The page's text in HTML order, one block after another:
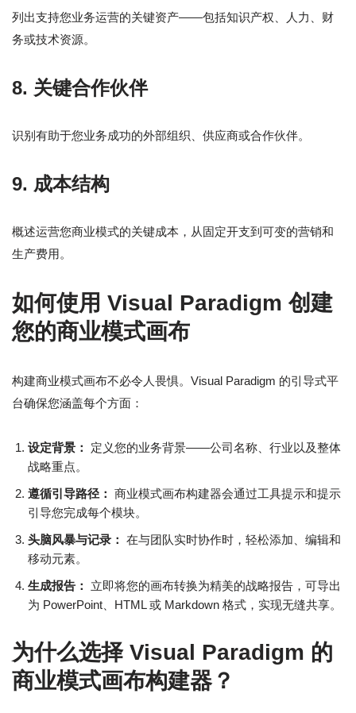
列出支持您业务运营的关键资产——包括知识产权、人力、财
务或技术资源。
8. 关键合作伙伴
识别有助于您业务成功的外部组织、供应商或合作伙伴。
9. 成本结构
概述运营您商业模式的关键成本，从固定开支到可变的营销和
生产费用。
如何使用 Visual Paradigm 创建
您的商业模式画布
构建商业模式画布不必令人畏惧。Visual Paradigm 的引导式平
台确保您涵盖每个方面：
设定背景：
定义您的业务背景——公司名称、行业以及整体
战略重点。
遵循引导路径： 商业模式画布构建器会通过工具提示和提示
引导您完成每个模块。
头脑风暴与记录： 在与团队实时协作时，轻松添加、编辑和
移动元素。
生成报告：
立即将您的画布转换为精美的战略报告，可导出
为 PowerPoint、HTML 或 Markdown 格式，实现无缝共享。
为什么选择 Visual Paradigm 的
商业模式画布构建器？